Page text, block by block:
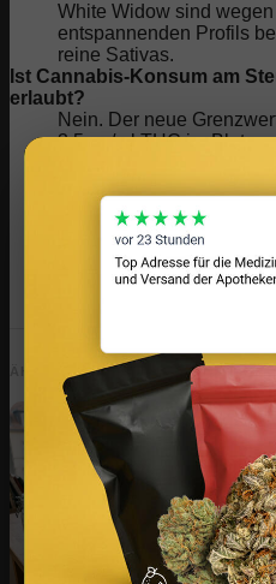
White Widow sind
entspannenden Profils
reine Sativas.
Ist Cannabis-Konsum am
erlaubt?
Nein. Der neue
3,5 ng/ml THC im
mindestens 24-48
vor dem Fahren
Zuwiderhandlungen
Führerscheinentzug und
bedeuten.
ÄHNLICHES